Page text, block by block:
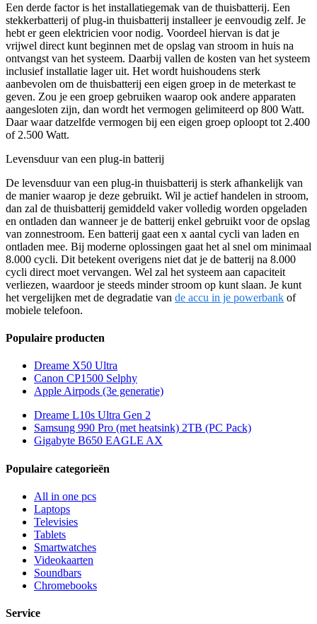
Een derde factor is het installatiegemak van de thuisbatterij. Een
stekkerbatterij of plug-in thuisbatterij installeer je eenvoudig zelf. Je
hebt er geen elektricien voor nodig. Voordeel hiervan is dat je
vrijwel direct kunt beginnen met de opslag van stroom in huis na
ontvangst van het systeem. Daarbij vallen de kosten van het systeem
inclusief installatie lager uit. Het wordt huishoudens sterk
aanbevolen om de thuisbatterij een eigen groep in de meterkast te
geven. Zou je een groep gebruiken waarop ook andere apparaten
aangesloten zijn, dan wordt het vermogen gelimiteerd op 800 Watt.
Daar waar datzelfde vermogen bij een eigen groep oploopt tot 2.400
of 2.500 Watt.
Levensduur van een plug-in batterij
De levensduur van een plug-in thuisbatterij is sterk afhankelijk van
de manier waarop je deze gebruikt. Wil je actief handelen in stroom,
dan zal de thuisbatterij gemiddeld vaker volledig worden opgeladen
en ontladen dan wanneer je de batterij enkel gebruikt voor de opslag
van zonnestroom. Een batterij gaat een x aantal cycli van laden en
ontladen mee. Bij moderne oplossingen gaat het al snel om minimaal
8.000 cycli. Dit betekent overigens niet dat je de batterij na 8.000
cycli direct moet vervangen. Wel zal het systeem aan capaciteit
verliezen, waardoor je steeds minder stroom op kunt slaan. Je kunt
het vergelijken met de degradatie van de accu in je powerbank of
mobiele telefoon.
Populaire producten
Dreame X50 Ultra
Canon CP1500 Selphy
Apple Airpods (3e generatie)
Dreame L10s Ultra Gen 2
Samsung 990 Pro (met heatsink) 2TB (PC Pack)
Gigabyte B650 EAGLE AX
Populaire categorieën
All in one pcs
Laptops
Televisies
Tablets
Smartwatches
Videokaarten
Soundbars
Chromebooks
Service